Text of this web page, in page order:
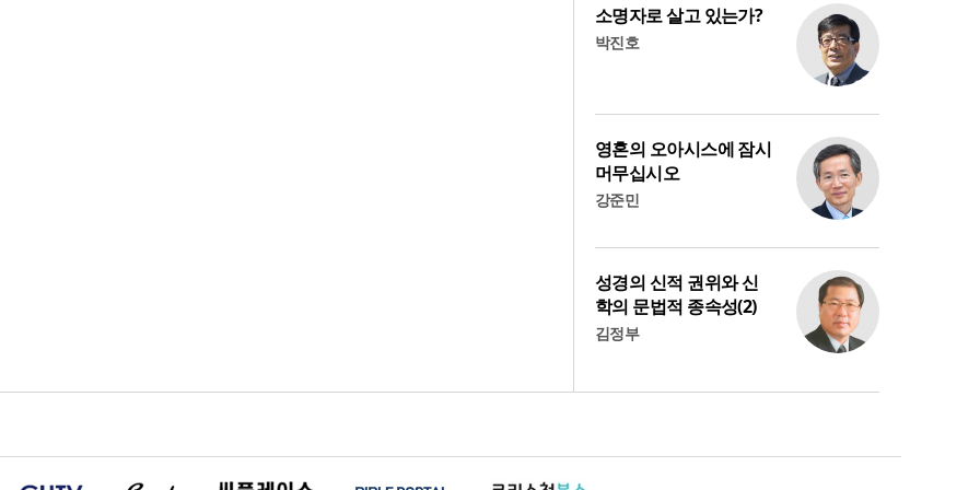
소명자로 살고 있는가?
박진호
영혼의 오아시스에 잠시
머무십시오
강준민
성경의 신적 권위와 신
학의 문법적 종속성(2)
김정부